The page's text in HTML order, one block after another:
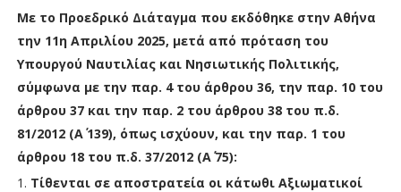
Με το Προεδρικό Διάταγμα που εκδόθηκε στην Αθήνα
την 11η Απριλίου 2025, μετά από πρόταση του
Υπουργού Ναυτιλίας και Νησιωτικής Πολιτικής,
σύμφωνα με την παρ. 4 του άρθρου 36, την παρ. 10 του
άρθρου 37 και την παρ. 2 του άρθρου 38 του π.δ.
81/2012 (Α΄ 139), όπως ισχύουν, και την παρ. 1 του
άρθρου 18 του π.δ. 37/2012 (Α΄ 75):
Τίθενται σε αποστρατεία οι κάτωθι Αξιωματικοί